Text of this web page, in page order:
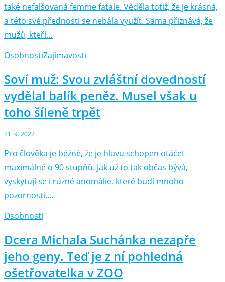
také nefalšovaná femme fatale. Věděla totiž, že je krásná,
a této své přednosti se nebála využít. Sama přiznává, že
mužů, kteří…
OsobnostiZajímavosti
Soví muž: Svou zvláštní dovedností
vydělal balík peněz. Musel však u
toho šíleně trpět
21. 9. 2022
Pro člověka je běžné, že je hlavu schopen otáčet
maximálně o 90 stupňů. Jak už to tak občas bývá,
vyskytují se i různé anomálie, které budí mnoho
pozornosti.…
Osobnosti
Dcera Michala Suchánka nezapře
jeho geny. Teď je z ní pohledná
ošetřovatelka v ZOO